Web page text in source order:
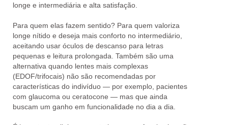
longe e intermediária e alta satisfação
Para quem elas fazem sentido? Para quem valoriza
longe nítido e deseja mais conforto no intermediário
aceitando usar óculos de descanso para letras
pequenas e leitura prolongada . Também são uma
alternativa quando lentes mais complexas
(EDOF/trifocais) não são recomendadas por
características do indivíduo — por exemplo, pacientes
com glaucoma ou ceratocone — mas que ainda
buscam um ganho em funcionalidade no dia a dia.